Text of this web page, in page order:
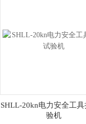
SHLL-20kn电力安全工
验机